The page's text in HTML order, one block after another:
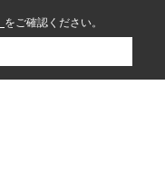
をご確認ください。